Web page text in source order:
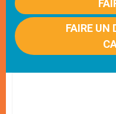
FAIRE UN